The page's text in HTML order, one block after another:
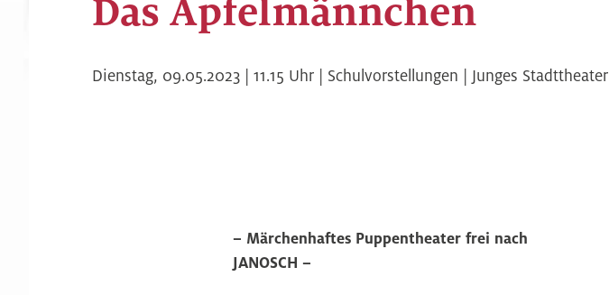
Das Apfelmännchen
Dienstag, 09.05.2023 | 11.15 Uhr | Schulvorstellungen | Junges Stadttheater
– Märchenhaftes Puppentheater frei nach
JANOSCH –